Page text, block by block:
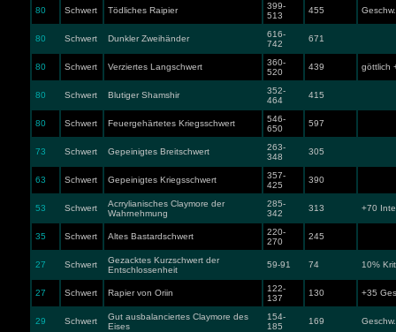
80 Schwert Tödliches Raipier
399-
513
455
80 Schwert Dunkler Zweihänder
616-
742
671
80 Schwert Verziertes Langschwert
360-
520
439 göttlich
80 Schwert Blutiger Shamshir
352-
464
415
80 Schwert Feuergehärtetes Kriegsschwert
546-
650
597
73 Schwert Gepeinigtes Breitschwert
263-
348
305
63 Schwert Gepeinigtes Kriegsschwert
357-
425
390
53 Schwert
Acrrylianisches Claymore der
Wahrnehmung
285-
342
313 +70
35 Schwert Altes Bastardschwert
220-
270
245
27 Schwert
Gezacktes Kurzschwert der
Entschlossenheit
59-91 74 10%
27 Schwert Rapier von Oriin
122-
137
130 +35
29 Schwert
Gut ausbalanciertes Claymore des
Eises
154-
185
169